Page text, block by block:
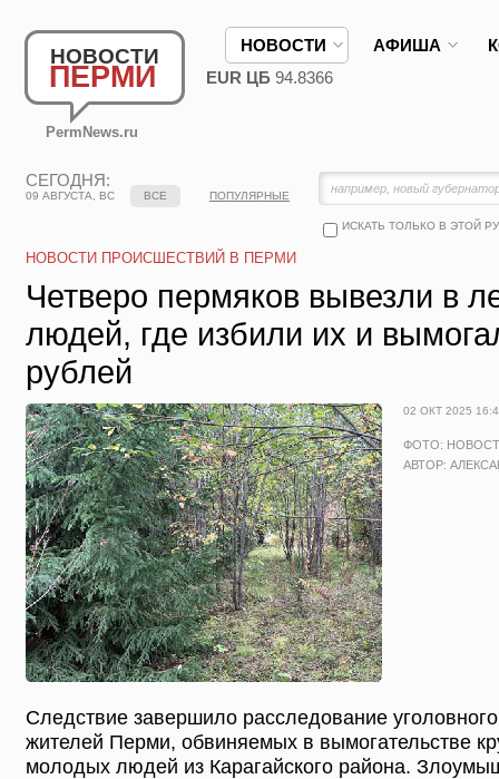
НОВОСТИ
ПЕРМИ
PermNews.ru
НОВОСТИ АФИША
EUR ЦБ 94.8366
СЕГОДНЯ:
09 АВГУСТА, ВС
ИСКАТЬ ТОЛЬКО В ЭТОЙ
ВСЕ ПОПУЛЯРНЫЕ
НОВОСТИ ПРОИСШЕСТВИЙ В ПЕРМИ
Четверо пермяков вывезли в
людей, где избили их и
рублей
02 ОКТ 2025
ФОТО:
АВТОР:
Следствие завершило расследование
жителей Перми, обвиняемых в вымогательстве
молодых людей из Карагайского района.